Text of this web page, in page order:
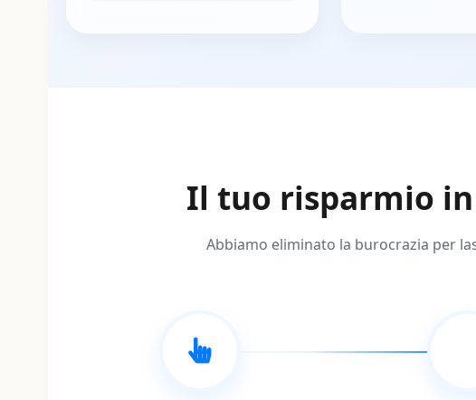
Il tuo risparmio
Abbiamo eliminato la burocrazia per